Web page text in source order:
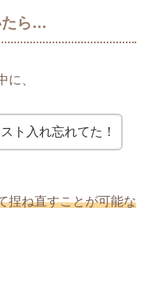
たら…
に、
ト入れ忘れてた！
捏ね直すことが可能な